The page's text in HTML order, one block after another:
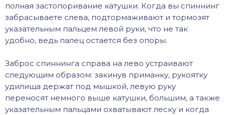
полная застопоривание катушки. Когда вы спиннинг
забрасываете слева, подтормаживают и тормозят
указательным пальцем левой руки, что не так
удобно, ведь палец остается без опоры.
Заброс спиннинга справа на лево устраивают
следующим образом: закинув приманку, рукоятку
удилища держат под мышкой, левую руку
переносят немного выше катушки, большим, а также
указательным пальцами охватывают леску и когда